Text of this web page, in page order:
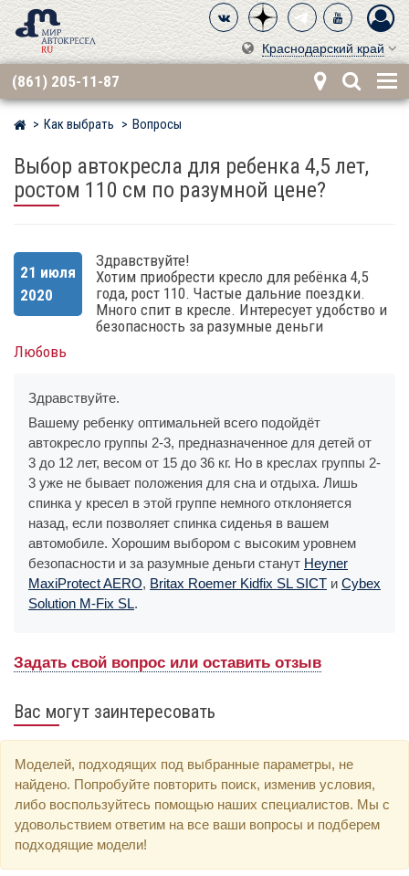
Краснодарский край
(861) 205-11-87
Мир детских автокресел
Как выбрать Вопросы
Выбор автокресла для ребенка 4,5 лет,
ростом 110 см по разумной цене?
21 июля
2020
Здравствуйте!
Хотим приобрести кресло для ребёнка 4,5
года, рост 110. Частые дальние поездки.
Много спит в кресле. Интересует удобство и
безопасность за разумные деньги
Любовь
Здравствуйте.
Вашему ребенку оптимальней всего подойдёт
автокресло группы 2-3, предназначенное для детей от
3 до 12 лет, весом от 15 до 36 кг. Но в креслах группы 2-
3 уже не бывает положения для сна и отдыха. Лишь
спинка у кресел в этой группе немного отклоняется
назад, если позволяет спинка сиденья в вашем
автомобиле. Хорошим выбором с высоким уровнем
безопасности и за разумные деньги станут Heyner
MaxiProtect AERO, Britax Roemer Kidfix SL SICT и Cybex
Solution M-Fix SL.
Задать свой вопрос или оставить отзыв
Вас могут заинтересовать
Моделей, подходящих под выбранные параметры, не
найдено. Попробуйте повторить поиск, изменив условия,
либо воспользуйтесь помощью наших специалистов. Мы с
удовольствием ответим на все ваши вопросы и подберем
подходящие модели!